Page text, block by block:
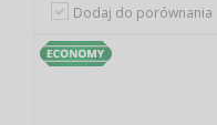
Dodaj do porównania